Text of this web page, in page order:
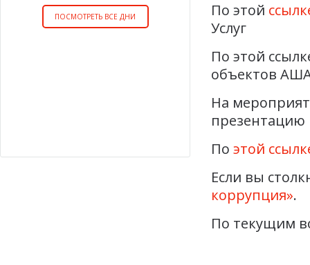
ПОСМОТРЕТЬ ВСЕ ДНИ
По этой
Услуг
По этой
объектов
На
презентацию
По этой
Если вы
коррупция».
По текущим